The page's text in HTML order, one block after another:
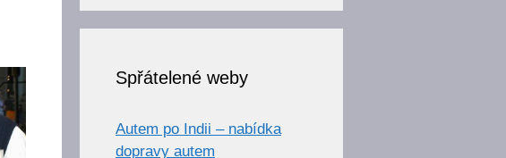
Spřátelené weby
Autem po Indii – nabídka
dopravy autem